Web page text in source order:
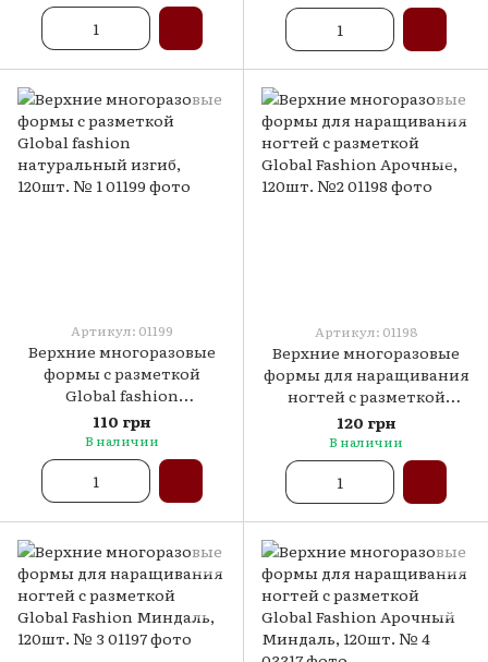
Артикул: 01199
Верхние многоразовые
формы с разметкой
Global fashion
натуральный изгиб,
120шт. № 1
110 грн
В наличии
Артикул: 01198
Верхние многоразовые
формы для наращивания
ногтей с разметкой
Global Fashion Арочные,
120шт. №2
120 грн
В наличии